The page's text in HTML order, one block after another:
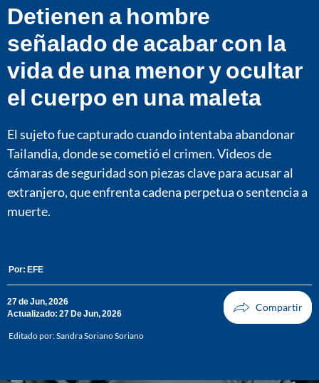
Detienen a hombre
señalado de acabar con la
vida de una menor y ocultar
el cuerpo en una maleta
El sujeto fue capturado cuando intentaba abandonar
Tailandia, donde se cometió el crimen. Videos de
cámaras de seguridad son piezas clave para acusar al
extranjero, que enfrenta cadena perpetua o sentencia a
muerte.
Por: EFE
27 de Jun, 2026
Actualizado: 27 De Jun, 2026
Editado por:Sandra Soriano Soriano